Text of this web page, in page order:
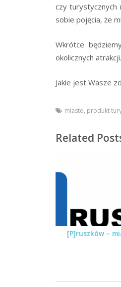
czy turystycznych
sobie pojęcia, że
Wkrótce
okolicznych atrakcji.
Jakie jest Wasze
miasto, produkt
Related
[P]ruszków –